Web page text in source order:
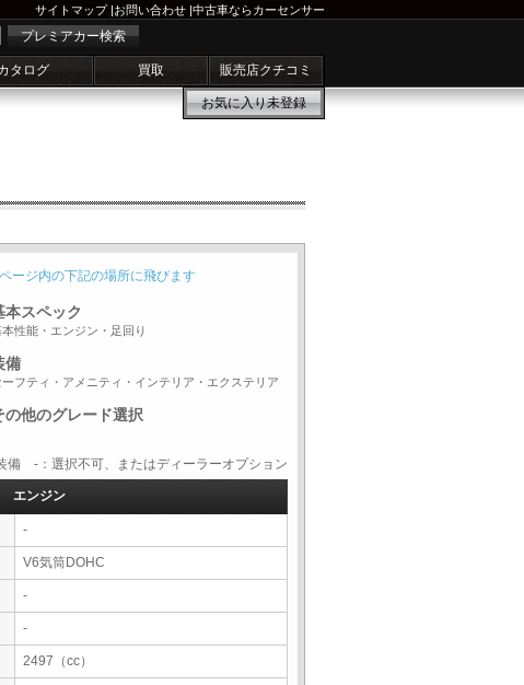
サイトマップ|お問い合わせ |中古車ならカーセンサー
プレミアカー検索
タログ 買取 販売店クチコミ
お気に入り未登録
ページ内の下記の場所に飛びます
本スペック
本性能・エンジン・足回り
備
ーフティ・アメニティ・インテリア・エクステリア
の他のグレード選択
-：選択不可、またはディーラーオプション
エンジン
-
V6気筒DOHC
-
-
2497（cc）